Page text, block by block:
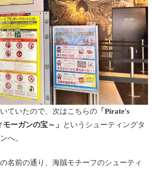
ていたので、次はこちらの 「Pirate's
ーガンの宝～」
というシューティングタ
へ。
名前の通り、海賊モチーフのシューティ